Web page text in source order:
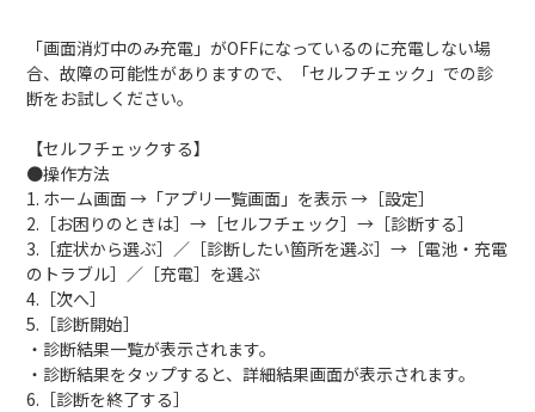
「画面消灯中のみ充電」がOFFになっているのに充電しない場
合、故障の可能性がありますので、「セルフチェック」での診
断をお試しください。
【セルフチェックする】
●操作方法
1. ホーム画面 →「アプリ一覧画面」を表示 →［設定］
2.［お困りのときは］→［セルフチェック］→［診断する］
3.［症状から選ぶ］／［診断したい箇所を選ぶ］→［電池・充電
のトラブル］／［充電］を選ぶ
4.［次へ］
5.［診断開始］
・診断結果一覧が表示されます。
・診断結果をタップすると、詳細結果画面が表示されます。
6.［診断を終了する］